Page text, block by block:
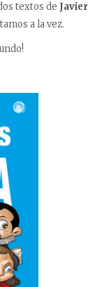
textos de Javier
a la vez.